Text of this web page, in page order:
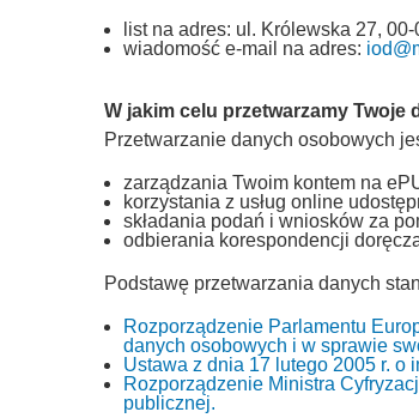
list na adres: ul. Królewska 27,
wiadomość e-mail na adres:
W jakim celu przetwarzamy Twoje
Przetwarzanie danych osobowych
zarządzania Twoim kontem na
korzystania z usług online
składania podań i wniosków za
odbierania korespondencji
Podstawę przetwarzania danych
Rozporządzenie Parlamentu
danych osobowych i w sprawie
Ustawa z dnia 17 lutego 2005 r. o
Rozporządzenie Ministra
publicznej.